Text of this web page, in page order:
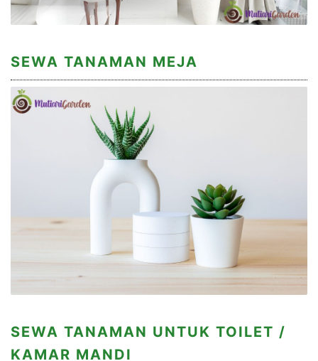
SEWA TANAMAN MEJA
SEWA TANAMAN UNTUK TOILET /
KAMAR MANDI